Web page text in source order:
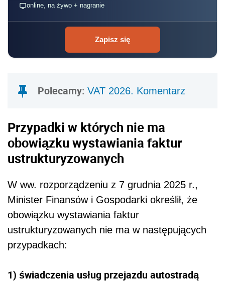
online, na żywo + nagranie
Zapisz się
Polecamy: VAT 2026. Komentarz
Przypadki w których nie ma
obowiązku wystawiania faktur
ustrukturyzowanych
W ww. rozporządzeniu z 7 grudnia 2025 r.,
Minister Finansów i Gospodarki określił, że
obowiązku wystawiania faktur
ustrukturyzowanych nie ma w następujących
przypadkach:
1) świadczenia usług przejazdu autostradą